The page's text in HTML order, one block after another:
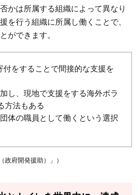
かは所属する組織によって異なり
を行う組織に所属し働くことで、
ができます。
付をすることで間接的な支援を
し、現地で支援をする海外ボラ
方法もある
体の職員として働くという選択
政府開発援助）」）